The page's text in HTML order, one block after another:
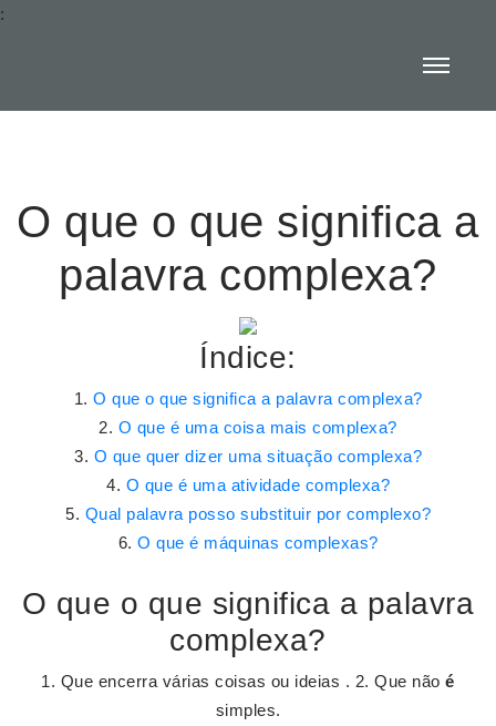
:
O que o que significa a
palavra complexa?
Índice:
O que o que significa a palavra complexa?
O que é uma coisa mais complexa?
O que quer dizer uma situação complexa?
O que é uma atividade complexa?
Qual palavra posso substituir por complexo?
O que é máquinas complexas?
O que o que significa a palavra
complexa?
1. Que encerra várias coisas ou ideias . 2. Que nãoé
simples.